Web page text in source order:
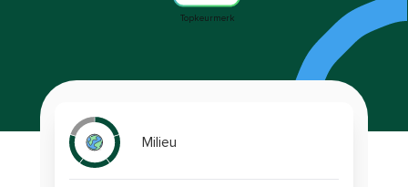
Topkeurmerk
Milieu